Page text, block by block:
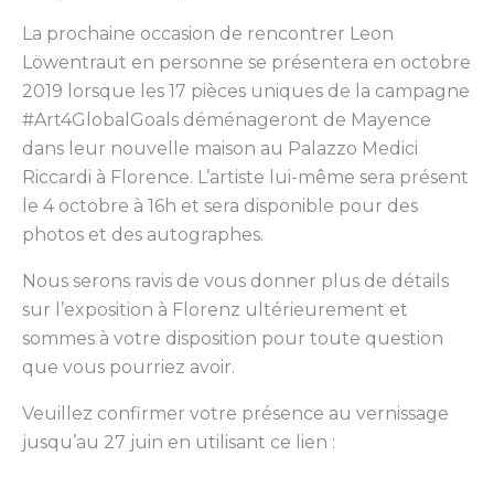
La prochaine occasion de rencontrer Leon
Löwentraut en personne se présentera en octobre
2019 lorsque les 17 pièces uniques de la campagne
#Art4GlobalGoals déménageront de Mayence
dans leur nouvelle maison au Palazzo Medici
Riccardi à Florence. L’artiste lui-même sera présent
le 4 octobre à 16h et sera disponible pour des
photos et des autographes.
Nous serons ravis de vous donner plus de détails
sur l’exposition à Florenz ultérieurement et
sommes à votre disposition pour toute question
que vous pourriez avoir.
Veuillez confirmer votre présence au vernissage
jusqu’au 27 juin en utilisant ce lien :